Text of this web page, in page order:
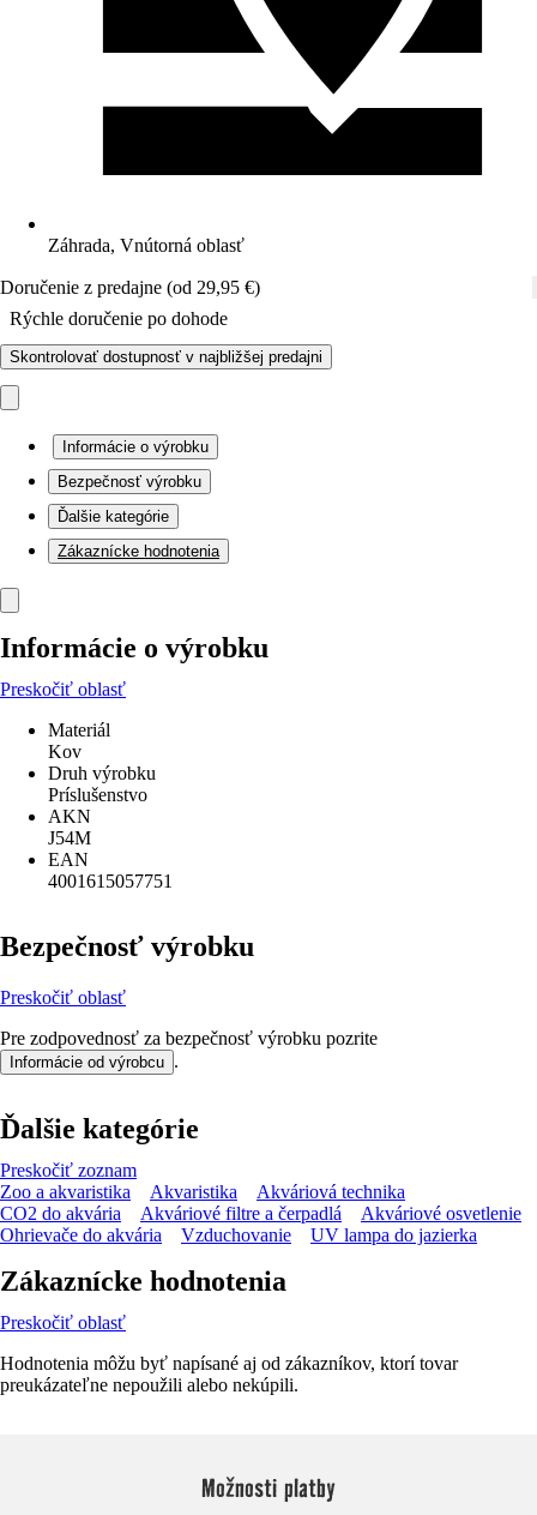
Záhrada, Vnútorná oblasť
Doručenie z predajne (od 29,95 €)
Rýchle doručenie po dohode
Skontrolovať dostupnosť v najbližšej predajni
Informácie o výrobku
Bezpečnosť výrobku
Ďalšie kategórie
Zákaznícke hodnotenia
Informácie o výrobku
Preskočiť oblasť
Materiál
Kov
Druh výrobku
Príslušenstvo
AKN
J54M
EAN
4001615057751
Bezpečnosť výrobku
Preskočiť oblasť
Pre zodpovednosť za bezpečnosť výrobku pozrite
Informácie od výrobcu .
Ďalšie kategórie
Preskočiť zoznam
Zoo a akvaristika
Akvaristika
Akváriová technika
CO2 do akvária
Akváriové filtre a čerpadlá
Akváriové osvetlenie
Ohrievače do akvária
Vzduchovanie UV lampa do jazierka
Zákaznícke hodnotenia
Preskočiť oblasť
Hodnotenia môžu byť napísané aj od zákazníkov, ktorí tovar
preukázateľne nepoužili alebo nekúpili.
Možnosti platby